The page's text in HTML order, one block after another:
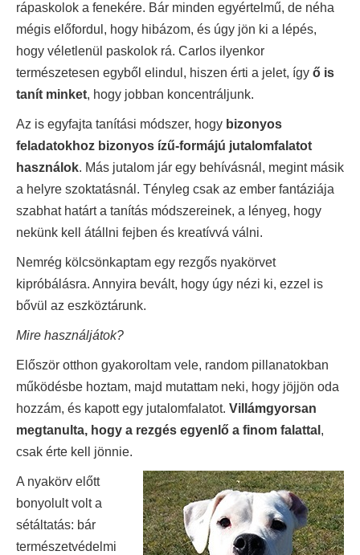
rápaskolok a fenekére. Bár minden egyértelmű, de néha
mégis előfordul, hogy hibázom, és úgy jön ki a lépés,
hogy véletlenül paskolok rá. Carlos ilyenkor
természetesen egyből elindul, hiszen érti a jelet, így ő is
tanít minket, hogy jobban koncentráljunk.
Az is egyfajta tanítási módszer, hogy bizonyos
feladatokhoz bizonyos ízű-formájú jutalomfalatot
használok. Más jutalom jár egy behívásnál, megint másik
a helyre szoktatásnál. Tényleg csak az ember fantáziája
szabhat határt a tanítás módszereinek, a lényeg, hogy
nekünk kell átállni fejben és kreatívvá válni.
Nemrég kölcsönkaptam egy rezgős nyakörvet
kipróbálásra. Annyira bevált, hogy úgy nézi ki, ezzel is
bővül az eszköztárunk.
Mire használjátok?
Először otthon gyakoroltam vele, random pillanatokban
működésbe hoztam, majd mutattam neki, hogy jöjjön oda
hozzám, és kapott egy jutalomfalatot. Villámgyorsan
megtanulta, hogy a rezgés egyenlő a finom falattal ,
csak érte kell jönnie.
A nyakörv előtt
bonyolult volt a
sétáltatás: bár
természetvédelmi